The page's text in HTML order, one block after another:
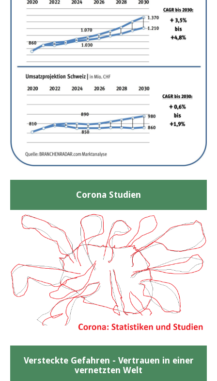
Corona Studien
Versteckte Gefahren - Vertrauen in einer
vernetzten Welt